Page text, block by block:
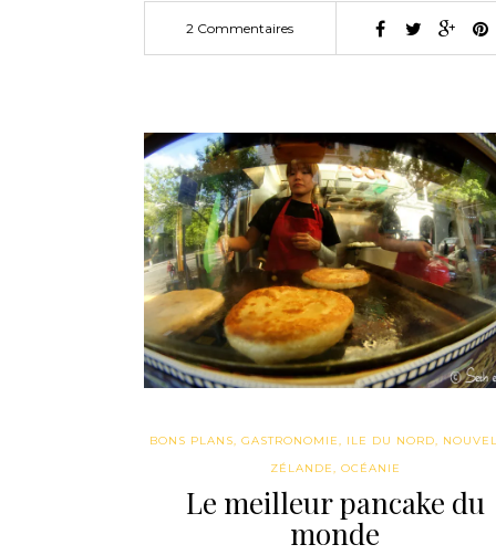
2 Commentaires
BONS PLANS, GASTRONOMIE, ILE DU NORD,
ZÉLANDE, OCÉANIE
Le meilleur pancake du
monde